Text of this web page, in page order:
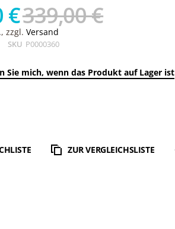
€339,00 €
zzgl.Versand
SKU P0000360
Sie mich, wenn das Produkt auf Lager ist
ZUR VERGLEICHSLISTE